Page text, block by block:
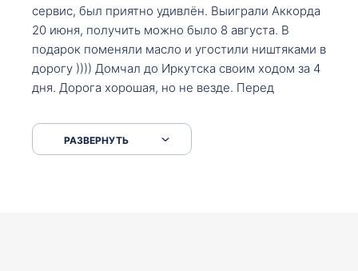
сервис, был приятно удивлён. Выиграли Аккорда
20 июня, получить можно было 8 августа. В
подарок поменяли масло и угостили ништяками в
дорогу )))) Домчал до Иркутска своим ходом за 4
дня. Дорога хорошая, но не везде. Перед
серпантинах по пути следования.
РАЗВЕРНУТЬ